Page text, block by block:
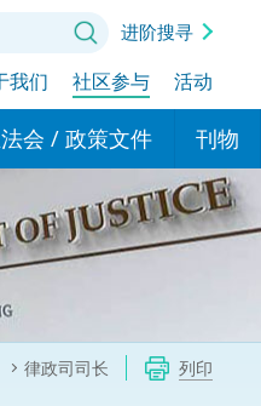
进阶搜寻
我们 社区参与 活动
会 / 政策文件
行政策措施
文件
财务委员会
刊物
基本
民事
律政司司长 列印